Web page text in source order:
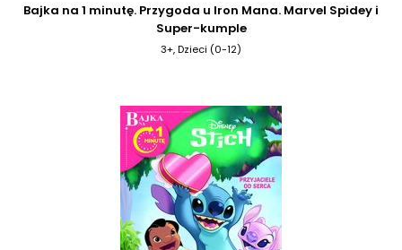
Bajka na 1 minutę. Przygoda u Iron Mana. Marvel Spidey i
Super-kumple
3+, Dzieci (0-12)